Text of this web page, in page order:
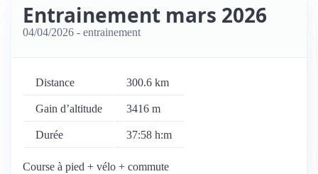
Entrainement mars 2026
04/04/2026 - entrainement
Distance 300.6 km
Gain d’altitude 3416 m
Durée 37:58 h:m
Course à pied + vélo + commute